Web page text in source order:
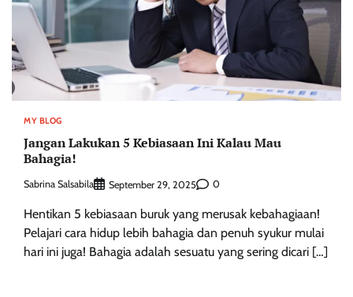
MY BLOG
Jangan Lakukan 5 Kebiasaan Ini Kalau Mau
Bahagia!
Sabrina Salsabila September 29, 2025 0
Hentikan 5 kebiasaan buruk yang merusak kebahagiaan!
Pelajari cara hidup lebih bahagia dan penuh syukur mulai
hari ini juga! Bahagia adalah sesuatu yang sering dicari […]